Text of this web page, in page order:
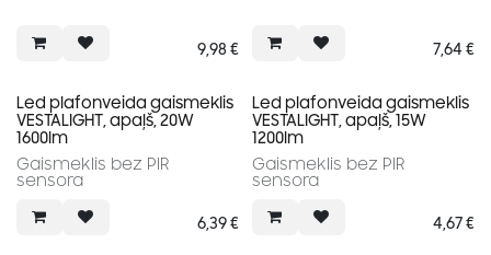
9,98 € 7,64 €
Led plafonveida gaismeklis
VESTALIGHT, apaļš, 20W
1600lm
Gaismeklis bez PIR
sensora
6,39€
Led plafonveida gaismeklis
VESTALIGHT, apaļš, 15W
1200lm
Gaismeklis bez PIR
sensora
4,67€